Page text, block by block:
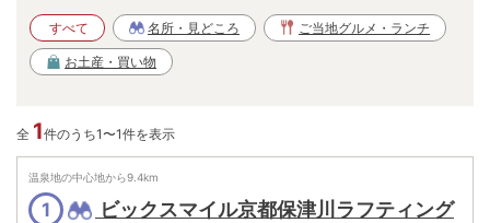
すべて 名所・見どころ ご当地グルメ・ランチ
お土産・買い物
全 1件のうち1〜1件を表示
温泉地の中心地から9.4km
1 ビックスマイル京都保津川ラフティング